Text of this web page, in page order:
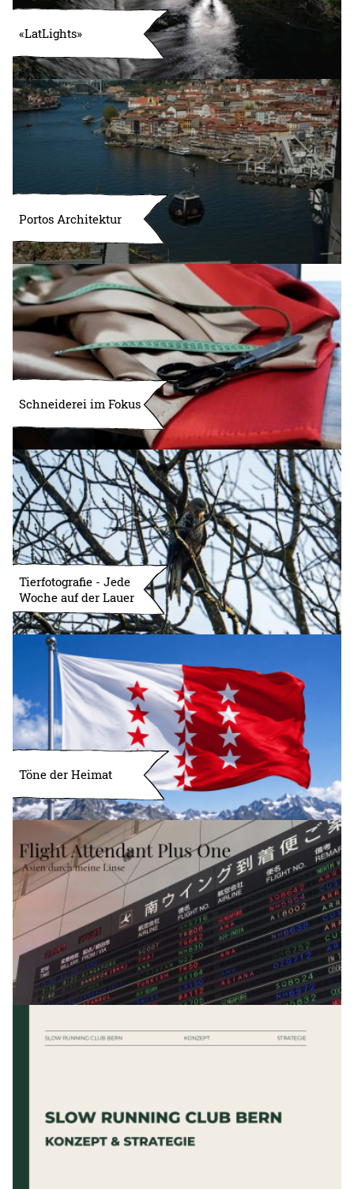
«LatLights»
Portos Architektur
Schneiderei im Fokus
Tierfotografie - Jede
Woche auf der Lauer
Töne der Heimat